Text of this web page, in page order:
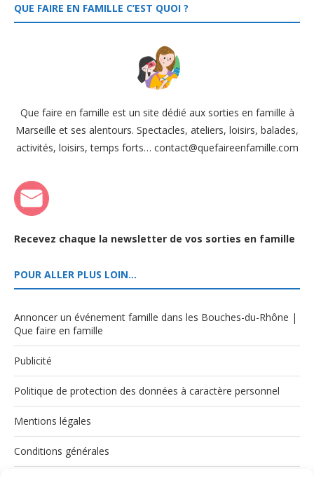
QUE FAIRE EN FAMILLE C’EST QUOI ?
Que faire en famille est un site dédié aux sorties en famille à
Marseille et ses alentours. Spectacles, ateliers, loisirs, balades,
activités, loisirs, temps forts… contact@quefaireenfamille.com
Recevez chaque la newsletter de vos sorties en famille
POUR ALLER PLUS LOIN…
Annoncer un événement famille dans les Bouches-du-Rhône |
Que faire en famille
Publicité
Politique de protection des données à caractère personnel
Mentions légales
Conditions générales